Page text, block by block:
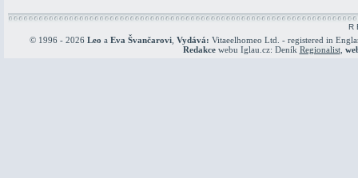
R
© 1996 - 2026 Leo a Eva Švančarovi Vydává: Vitaeelhomeo Ltd. - registered in
Redakcewebu Iglau.cz: Deník Regionalist,